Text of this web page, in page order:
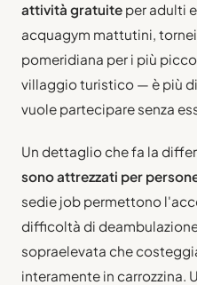
attività gratuite per adulti
acquagym mattutini,
pomeridiana per i più
villaggio turistico — è più
vuole partecipare senza
Un dettaglio che fa la
sono attrezzati per
sedie job permettono
difficoltà di
sopraelevata che
interamente in carrozzina.